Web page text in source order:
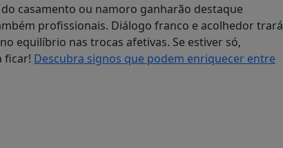
casamento ou namoro ganharão destaque
profissionais. Diálogo franco e acolhedor trará
equilíbrio nas trocas afetivas. Se estiver só,
ficar! Descubra signos que podem enriquecer entre